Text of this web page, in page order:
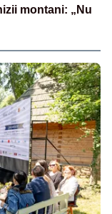
montani: „Nu